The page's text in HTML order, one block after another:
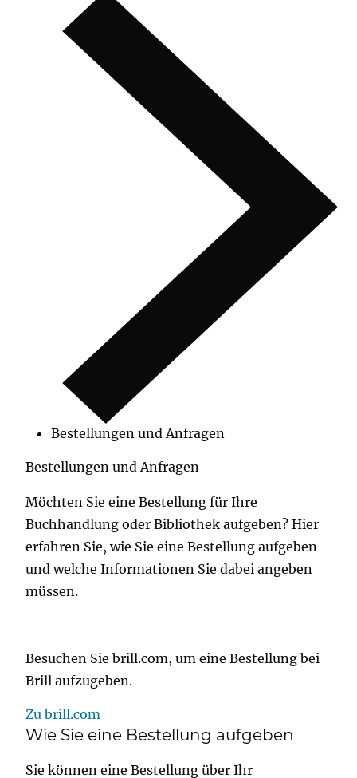
Bestellungen und Anfragen
Bestellungen und Anfragen
Möchten Sie eine Bestellung für Ihre
Buchhandlung oder Bibliothek aufgeben? Hier
erfahren Sie, wie Sie eine Bestellung aufgeben
und welche Informationen Sie dabei angeben
müssen.
Besuchen Sie brill.com, um eine Bestellung bei
Brill aufzugeben.
Zu brill.com
Wie Sie eine Bestellung aufgeben
Sie können eine Bestellung über Ihr